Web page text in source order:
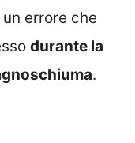
errore che
durante la
.